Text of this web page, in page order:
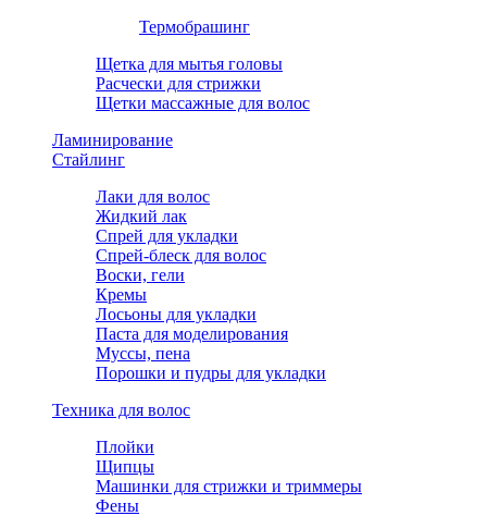
Термобрашинг
Щетка для мытья головы
Расчески для стрижки
Щетки массажные для волос
Ламинирование
Стайлинг
Лаки для волос
Жидкий лак
Спрей для укладки
Спрей-блеск для волос
Воски, гели
Кремы
Лосьоны для укладки
Паста для моделирования
Муссы, пена
Порошки и пудры для укладки
Техника для волос
Плойки
Щипцы
Машинки для стрижки и триммеры
Фены